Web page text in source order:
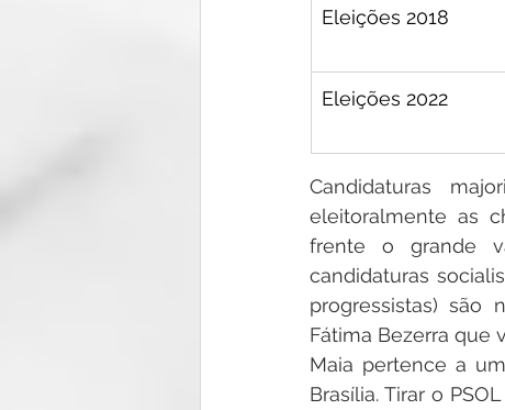
Eleições 2018
Eleições 2022
Candidaturas
eleitoralmente as
frente o grande
candidaturas
progressistas) são
Fátima Bezerra que
Maia pertence a
Brasília. Tirar o